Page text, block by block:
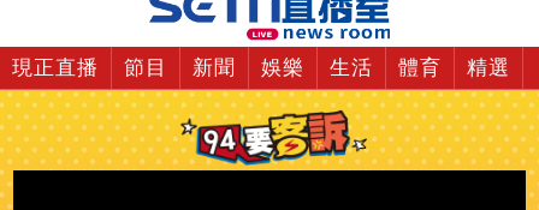
現正直播 節目 新聞 娛樂 生活 體育 精選